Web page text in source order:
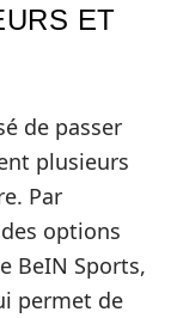
ET
de passer
plusieurs
Par
options
BeIN Sports,
permet de